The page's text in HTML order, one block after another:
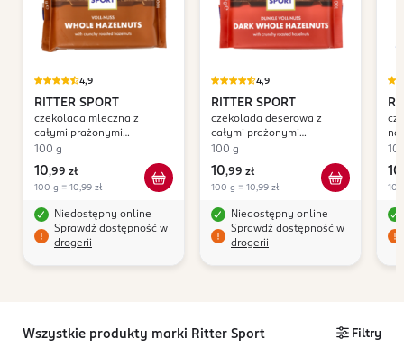
4,9
RITTER SPORT
czekolada mleczna z
całymi prażonymi
Orzechami Laskowymi
100 g
10,99 zł
100 g = 10,99 zł
Niedostępny online
Sprawdź dostępność w
drogerii
4,9
RITTER SPORT
czekolada deserowa z
całymi prażonymi
Orzechami Laskowymi
100 g
10,99 zł
100 g = 10,99 zł
Niedostępny online
Sprawdź dostępność w
drogerii
10
Wszystkie produkty marki Ritter Sport Filtry